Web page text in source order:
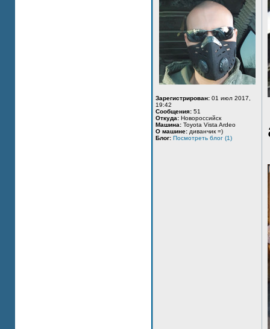
Зарегистрирован: 01 июл 2017,
19:42
Сообщения: 51
Откуда: Новороссийск
Машина: Toyota Vista Ardeo
О машине: диванчик =)
Блог: Посмотреть блог (1)